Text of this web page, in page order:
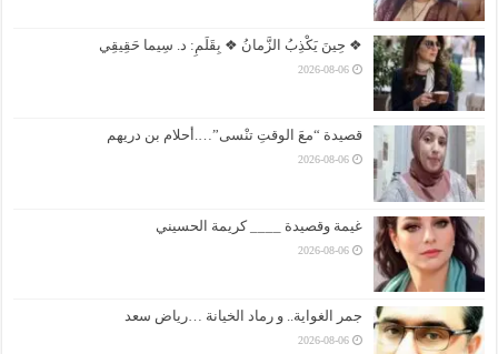
❖ حِينَ يَكْذِبُ الزَّمانُ ❖ بِقَلَمِ: د. سِيما حَقِيقِي
2026-08-06
قصيدة “معَ الوقتِ تنْسى”….أحلام بن دريهم
2026-08-06
غيمة وقصيدة ____ كريمة الحسيني
2026-08-06
جمر الغواية.. و رماد الخيانة …رياض سعد
2026-08-06